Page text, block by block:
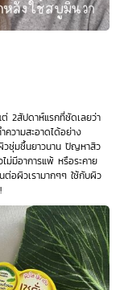
2สัปดาห์แรกที่ชัดเลยว่า
วามสะอาดได้อย่าง
ชุ่มชื้นยาวนาน ปัญหาสิว
มีอาการแพ้ หรือระคาย
อผิวเรามากๆๆ ใช้กับผิว